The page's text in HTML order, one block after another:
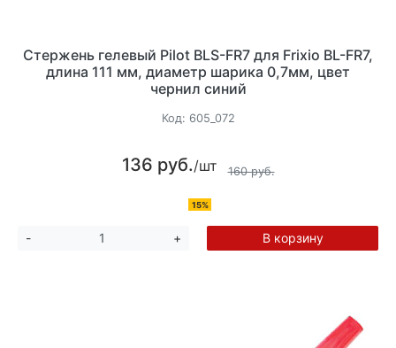
Стержень гелевый Pilot BLS-FR7 для Frixio BL-FR7,
длина 111 мм, диаметр шарика 0,7мм, цвет
чернил синий
Код: 605_072
136 руб./шт 160 руб.
15%
- + В корзину